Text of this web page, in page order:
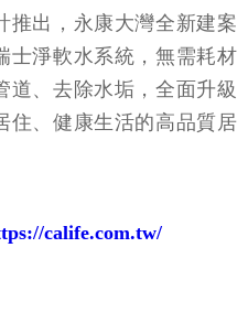
推出，永康大灣全新建案
士淨軟水系統，無需耗材
道、去除水垢，全面升級
住、健康生活的高品質居
calife.com.tw/